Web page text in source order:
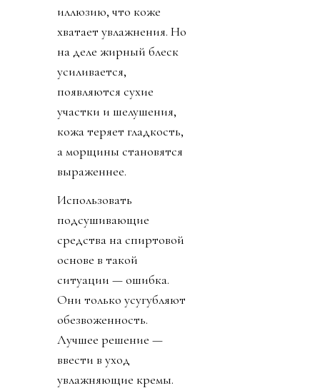
иллюзию, что коже
хватает увлажнения. Но
на деле жирный блеск
усиливается,
появляются сухие
участки и шелушения,
кожа теряет гладкость,
а морщины становятся
выраженнее.
Использовать
подсушивающие
средства на спиртовой
основе в такой
ситуации — ошибка.
Они только усугубляют
обезвоженность.
Лучшее решение —
ввести в уход
увлажняющие кремы.